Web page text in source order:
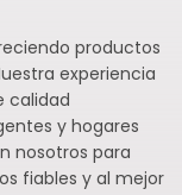
productos
experiencia
calidad
y hogares
nosotros para
fiables y al mejor